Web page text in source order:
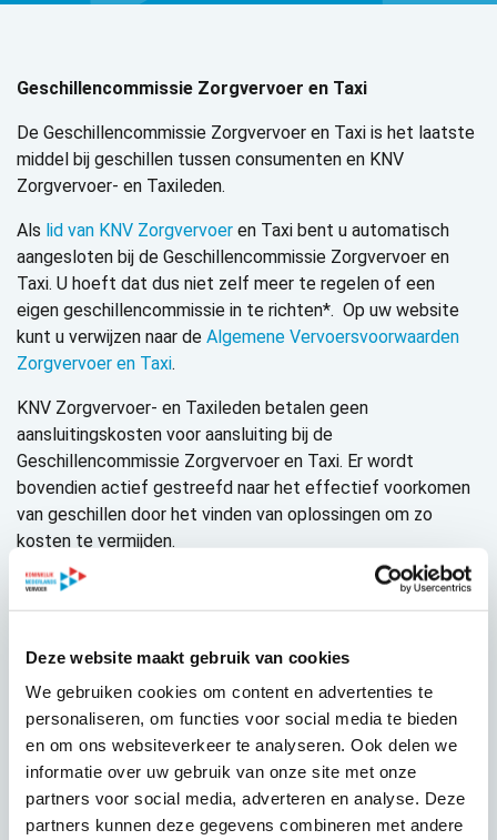
Deze website maakt gebruik van cookies
We gebruiken cookies om content en advertenties te
personaliseren, om functies voor social media te bieden
en om ons websiteverkeer te analyseren. Ook delen we
informatie over uw gebruik van onze site met onze
partners voor social media, adverteren en analyse. Deze
partners kunnen deze gegevens combineren met andere
Geschillencommissie Zorgvervoer en Taxi
De Geschillencommissie Zorgvervoer en Taxi is het laatste
middel bij geschillen tussen consumenten en KNV
Zorgvervoer- en Taxileden.
Als lid van KNV Zorgvervoer en Taxi bent u automatisch
aangesloten bij de Geschillencommissie Zorgvervoer en
Taxi. U hoeft dat dus niet zelf meer te regelen of een
eigen geschillencommissie in te richten*. Op uw website
kunt u verwijzen naar de Algemene Vervoersvoorwaarden
Zorgvervoer en Taxi.
KNV Zorgvervoer- en Taxileden betalen geen
aansluitingskosten voor aansluiting bij de
Geschillencommissie Zorgvervoer en Taxi. Er wordt
bovendien actief gestreefd naar het effectief voorkomen
van geschillen door het vinden van oplossingen om zo
kosten te vermijden.
Kosten bij een keuze voor de Geschillencommissie
te leggen aan de Geschillencommissie. De uitspraak van de
Geschillencommissie is bindend.
Leden Geschillencommissie
De Commissie bestaat uit drie personen. Een onafhankelijk
voorzitter, één vertegenwoordiger namens
opdrachtgevers/reizigers en één vertegenwoordiger